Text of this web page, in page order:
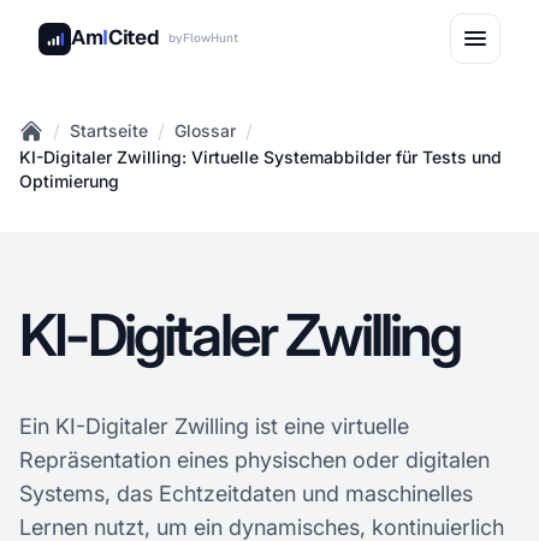
AmICited byFlowHunt
Home
/ Startseite / Glossar /
KI-Digitaler Zwilling: Virtuelle Systemabbilder für Tests und
Optimierung
KI-Digitaler Zwilling
Ein KI-Digitaler Zwilling ist eine virtuelle
Repräsentation eines physischen oder digitalen
Systems, das Echtzeitdaten und maschinelles
Lernen nutzt, um ein dynamisches, kontinuierlich